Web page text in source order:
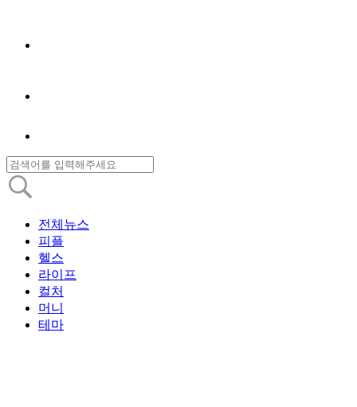
전체뉴스
피플
헬스
라이프
컬처
머니
테마